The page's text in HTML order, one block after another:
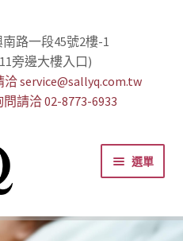
路一段45號2樓-1
旁邊大樓入口)
service@sallyq.com.tw
請洽 02-8773-6933
選單